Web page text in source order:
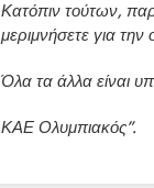
Κατόπιν τούτων,
μεριμνήσετε για
Όλα τα άλλα είναι
ΚΑΕ Ολυμπιακός”.